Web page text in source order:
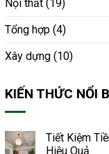
Nội thất (19)
Tổng hợp (4)
Xây dựng (10)
KIẾN THỨC NỔI
Tiết Kiệm
Hiệu Quả